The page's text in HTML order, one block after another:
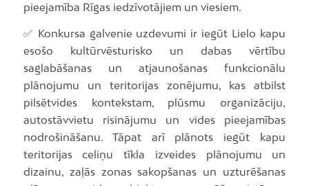
pieejamība Rīgas iedzīvotājiem un viesiem.
✅ Konkursa galvenie uzdevumi ir iegūt Lielo kapu
esošo kultūrvēsturisko un dabas vērtību
saglabāšanas un atjaunošanas funkcionālu
plānojumu un teritorijas zonējumu, kas atbilst
pilsētvides kontekstam, plūsmu organizāciju,
autostāvvietu risinājumu un vides pieejamības
nodrošināšanu. Tāpat arī plānots iegūt kapu
teritorijas celiņu tīkla izveides plānojumu un
dizainu, zaļās zonas sakopšanas un uzturēšanas